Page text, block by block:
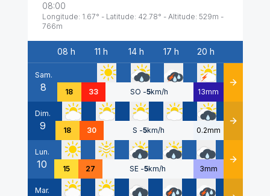
08:00
Longitude: 1.67° - Latitude: 42.78° - Altitude: 529m -
766m
Date
08 h 11 h 14 h 17 h 20 h
Sam.
8 18 33 SO -5km/h 13mm Détails
Dim.
9 18 30 S -5km/h 0.2mm Détails
Lun.
10 15 27 SE -5km/h 3mm Détails
Mar.